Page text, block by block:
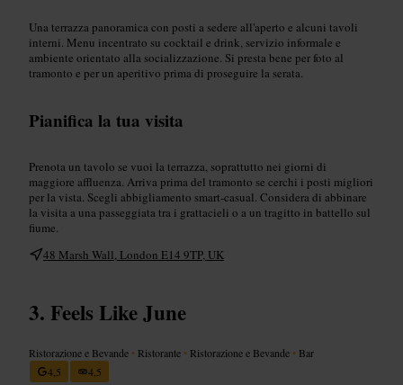
Una terrazza panoramica con posti a sedere all'aperto e alcuni tavoli
interni. Menu incentrato su cocktail e drink, servizio informale e
ambiente orientato alla socializzazione. Si presta bene per foto al
tramonto e per un aperitivo prima di proseguire la serata.
Pianifica la tua visita
Prenota un tavolo se vuoi la terrazza, soprattutto nei giorni di
maggiore affluenza. Arriva prima del tramonto se cerchi i posti migliori
per la vista. Scegli abbigliamento smart-casual. Considera di abbinare
la visita a una passeggiata tra i grattacieli o a un tragitto in battello sul
fiume.
48 Marsh Wall, London E14 9TP, UK
Feels Like June
Ristorazione e Bevande • Ristorante • Ristorazione e Bevande • Bar
4,5
4,5